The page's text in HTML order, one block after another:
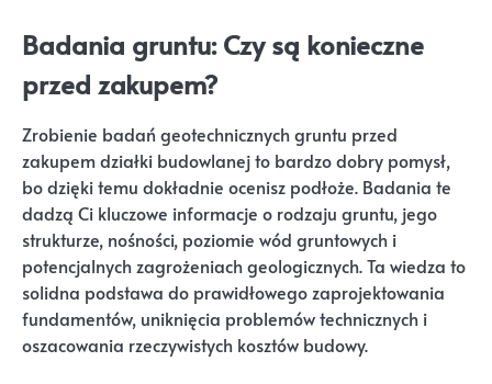
Badania gruntu: Czy są konieczne
przed zakupem?
Zrobienie badań geotechnicznych gruntu przed
zakupem działki budowlanej to bardzo dobry pomysł,
bo dzięki temu dokładnie ocenisz podłoże. Badania te
dadzą Ci kluczowe informacje o rodzaju gruntu, jego
strukturze, nośności, poziomie wód gruntowych i
potencjalnych zagrożeniach geologicznych. Ta wiedza to
solidna podstawa do prawidłowego zaprojektowania
fundamentów, uniknięcia problemów technicznych i
oszacowania rzeczywistych kosztów budowy.